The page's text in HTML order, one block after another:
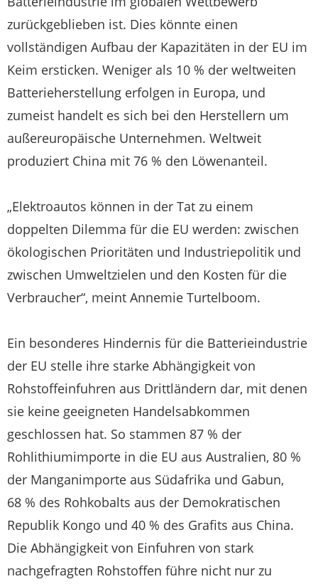
zurückgeblieben ist. Dies könnte einen
vollständigen Aufbau der Kapazitäten in der EU im
Keim ersticken. Weniger als 10 % der weltweiten
Batterieherstellung erfolgen in Europa, und
zumeist handelt es sich bei den Herstellern um
außereuropäische Unternehmen. Weltweit
produziert China mit 76 % den Löwenanteil.
„Elektroautos können in der Tat zu einem
doppelten Dilemma für die EU werden: zwischen
ökologischen Prioritäten und Industriepolitik und
zwischen Umweltzielen und den Kosten für die
Verbraucher“, meint Annemie Turtelboom.
Ein besonderes Hindernis für die Batterieindustrie
der EU stelle ihre starke Abhängigkeit von
Rohstoffeinfuhren aus Drittländern dar, mit denen
sie keine geeigneten Handelsabkommen
geschlossen hat. So stammen 87 % der
Rohlithiumimporte in die EU aus Australien, 80 %
der Manganimporte aus Südafrika und Gabun,
68 % des Rohkobalts aus der Demokratischen
Republik Kongo und 40 % des Grafits aus China.
Die Abhängigkeit von Einfuhren von stark
nachgefragten Rohstoffen führe nicht nur zu